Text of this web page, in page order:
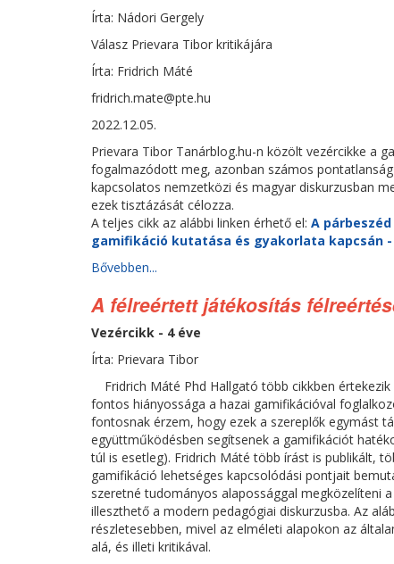
Írta: Nádori Gergely
Válasz Prievara Tibor kritikájára
Írta: Fridrich Máté
fridrich.mate@pte.hu
2022.12.05.
Prievara Tibor Tanárblog.hu-n közölt vezércikke a
fogalmazódott meg, azonban számos
kapcsolatos nemzetközi és magyar diskurzusban
ezek tisztázását célozza.
A teljes cikk az alábbi linken érhető el: A
gamifikáció kutatása és gyakorlata kapcsán
Bővebben...
A félreértett játékosítás
Vezércikk - 4 éve
Írta: Prievara Tibor
Fridrich Máté Phd Hallgató több cikkben
fontos hiányossága a hazai gamifikációval
fontosnak érzem, hogy ezek a szereplők egymást
együttműködésben segítsenek a gamifikációt
túl is esetleg). Fridrich Máté több írást is publikált,
gamifikáció lehetséges kapcsolódási pontjait
szeretné tudományos alapossággal megközelíteni
illeszthető a modern pedagógiai diskurzusba. Az
részletesebben, mivel az elméleti alapokon az
alá, és illeti kritikával.